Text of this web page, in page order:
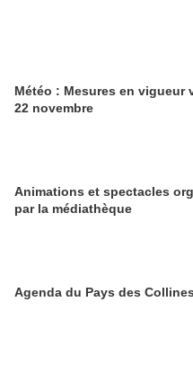
Météo : Mesures en vigueur
22 novembre
Animations et spectacles
par la médiathèque
Agenda du Pays des